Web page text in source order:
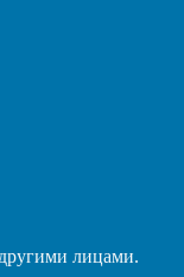
лицами.